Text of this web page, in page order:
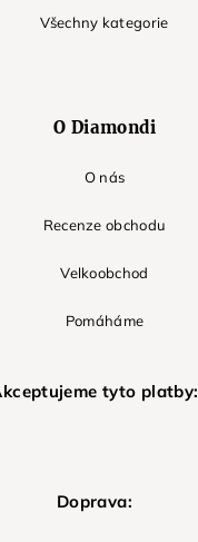
Všechny kategorie
O Diamondi
O nás
Recenze obchodu
Velkoobchod
Pomáháme
tyto platby:
Doprava: